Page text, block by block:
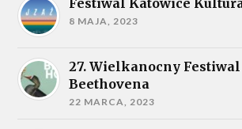
Festiwal Katowice
8 MAJA, 2023
27. Wielkanocny
Beethovena
22 MARCA, 2023